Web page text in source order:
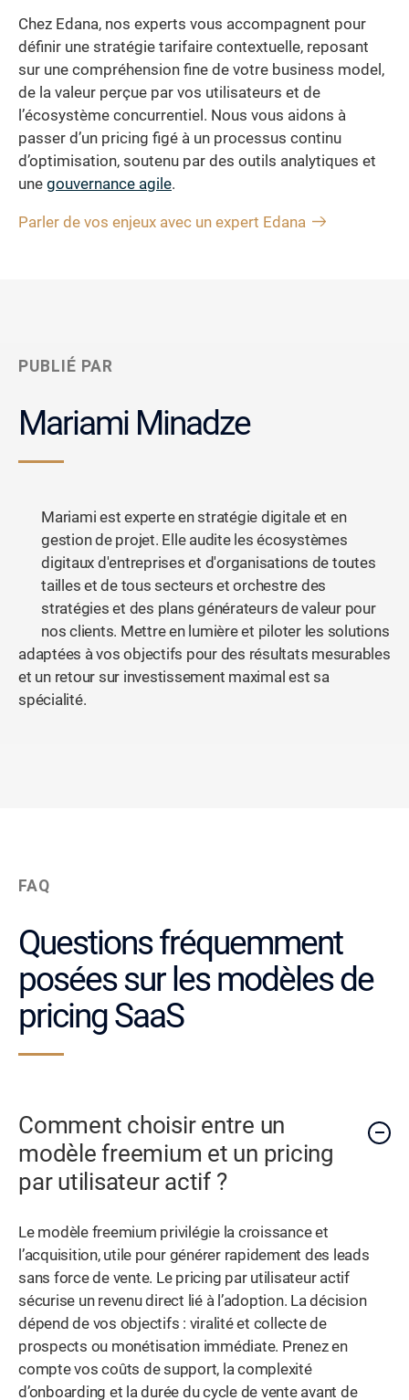
Chez Edana, nos experts vous accompagnent pour
définir une stratégie tarifaire contextuelle, reposant
sur une compréhension fine de votre business model,
de la valeur perçue par vos utilisateurs et de
l’écosystème concurrentiel. Nous vous aidons à
passer d’un pricing figé à un processus continu
d’optimisation, soutenu par des outils analytiques et
une gouvernance agile.
Parler de vos enjeux avec un expert Edana
PUBLIÉ PAR
Mariami Minadze
Mariami est experte en stratégie digitale et en
gestion de projet. Elle audite les écosystèmes
digitaux d'entreprises et d'organisations de toutes
tailles et de tous secteurs et orchestre des
stratégies et des plans générateurs de valeur pour
nos clients. Mettre en lumière et piloter les solutions
adaptées à vos objectifs pour des résultats mesurables
et un retour sur investissement maximal est sa
spécialité.
FAQ
Questions fréquemment
posées sur les modèles de
pricing SaaS
Comment choisir entre un
modèle freemium et un pricing
par utilisateur actif ?
Le modèle freemium privilégie la croissance et
l’acquisition, utile pour générer rapidement des leads
sans force de vente. Le pricing par utilisateur actif
sécurise un revenu direct lié à l’adoption. La décision
dépend de vos objectifs : viralité et collecte de
prospects ou monétisation immédiate. Prenez en
compte vos coûts de support, la complexité
d’onboarding et la durée du cycle de vente avant de